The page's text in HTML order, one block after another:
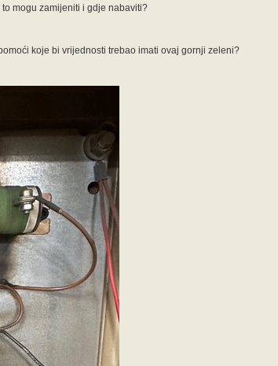
mogu zamijeniti i gdje nabaviti?
koje bi vrijednosti trebao imati ovaj gornji zeleni?